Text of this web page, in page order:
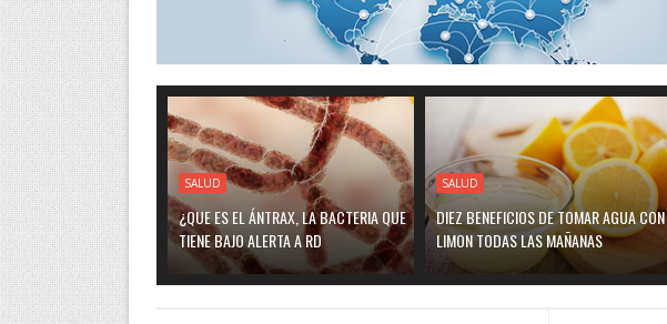
SALUD
¿QUE ES EL ÁNTRAX, LA BACTERIA QUE
TIENE BAJO ALERTA A RD
SALUD
DIEZ BENEFICIOS DE TOMAR AGUA CON
LIMON TODAS LAS MAÑANAS